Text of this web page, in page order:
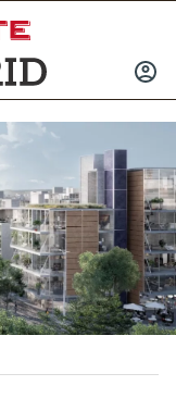
INICIAR